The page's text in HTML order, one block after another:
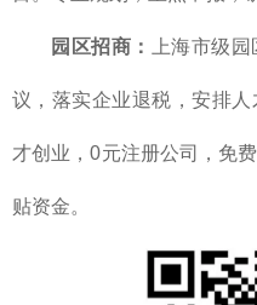
园区招商： 上海市级
议，落实企业退税，安排
才创业，0元注册公司，免
贴资金。